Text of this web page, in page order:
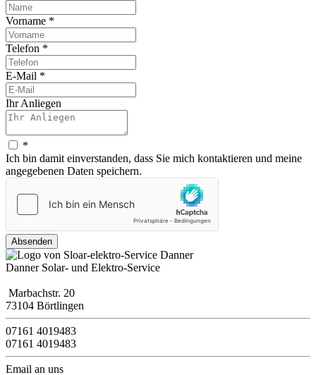
Vorname *
Telefon *
E-Mail *
Ihr Anliegen
*
Ich bin damit einverstanden, dass Sie mich kontaktieren und meine
angegebenen Daten speichern.
Absenden
Danner Solar- und Elektro-Service
Marbachstr. 20
73104 Börtlingen
07161 4019483
07161 4019483
Email an uns